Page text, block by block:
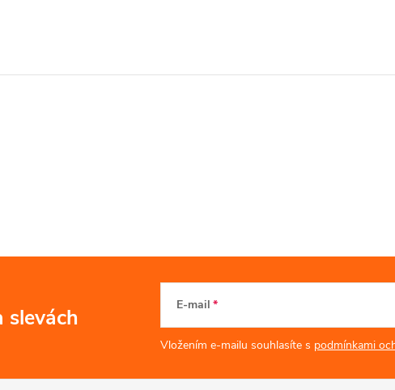
slevách E-mail
Vložením e-mailu souhlasíte s podmínkami